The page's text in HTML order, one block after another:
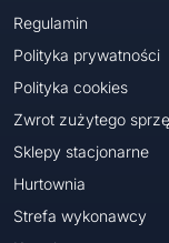
Regulamin
Polityka prywatności
Polityka cookies
Zwrot zużytego
Sklepy stacjonarne
Hurtownia
Strefa wykonawcy